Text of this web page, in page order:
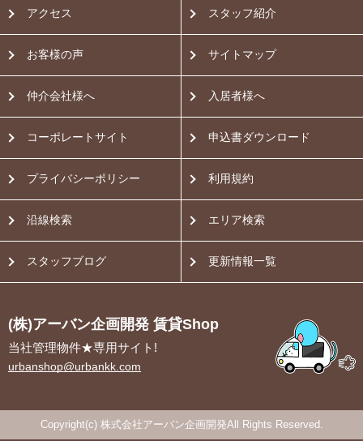
アクセス スタッフ紹介
お客様の声 サイトマップ
仲介会社様へ 入居者様へ
コーポレートサイト 申込書ダウンロード
プライバシーポリシー 利用規約
沿線検索 エリア検索
スタッフブログ 更新情報一覧
(株)アーバン企画開発 賃貸Shop
当社管理物件★専用サイト!
urbanshop@urbankk.com
Copyright(c) 株式会社アーバン企画開発All Rights Reserved.